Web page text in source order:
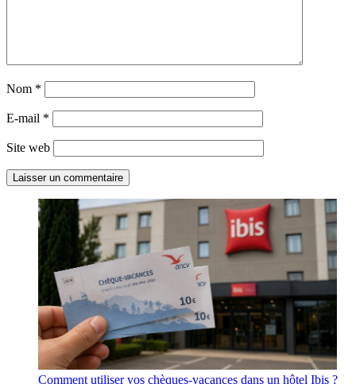
Nom *
E-mail *
Site web
Comment utiliser vos chèques-vacances dans un hôtel Ibis ?